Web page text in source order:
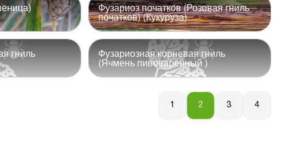
Фузариоз початков (Розовая гниль
початков) (Кукуруза)
гниль Фузариозная корневая гниль
(Ячмень пивоваренный )
1 2 3 4